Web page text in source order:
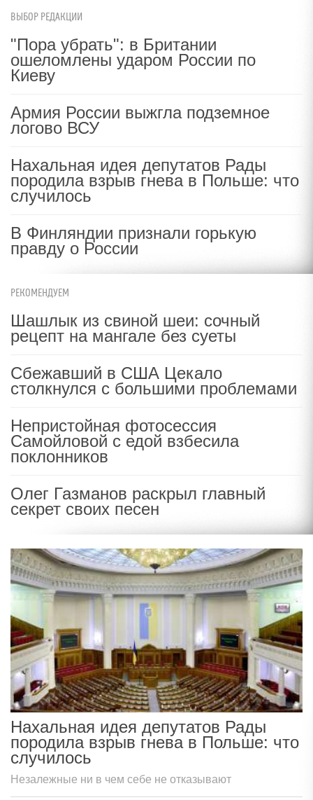
ВЫБОР РЕДАКЦИИ
"Пора убрать": в Британии
ошеломлены ударом России по
Киеву
Армия России выжгла подземное
логово ВСУ
Нахальная идея депутатов Рады
породила взрыв гнева в Польше: что
случилось
В Финляндии признали горькую
правду о России
РЕКОМЕНДУЕМ
Шашлык из свиной шеи: сочный
рецепт на мангале без суеты
Сбежавший в США Цекало
столкнулся с большими проблемами
Непристойная фотосессия
Самойловой с едой взбесила
поклонников
Олег Газманов раскрыл главный
секрет своих песен
Нахальная идея депутатов Рады
породила взрыв гнева в Польше: что
случилось
Незалежные ни в чем себе не отказывают